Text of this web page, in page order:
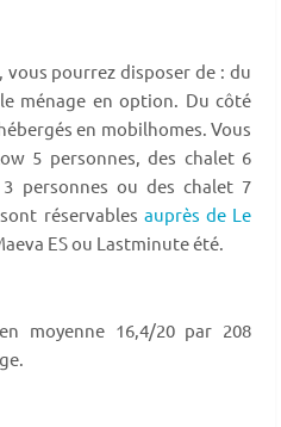
pourrez disposer de : du
ménage en option. Du côté
en mobilhomes. Vous
5 personnes, des chalet 6
personnes ou des chalet 7
réservables auprès de Le
ES ou Lastminute été.
moyenne 16,4/20 par 208